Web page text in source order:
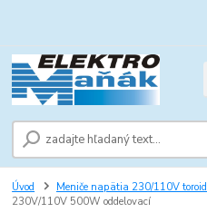
Úvod Meniče napätia 230/110V toroid
230V/110V 500W oddelovací